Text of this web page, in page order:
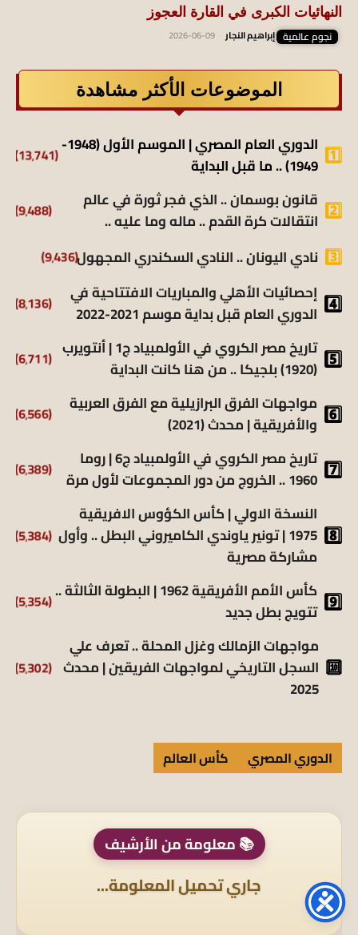
النهائيات الكبرى في القارة العجوز
نجوم عالمية إبراهيم النجار 2026-06-09
الموضوعات الأكثر مشاهدة
الدوري العام المصري | الموسم الأول (1948-
1949) .. ما قبل البداية
(13٬741)
قانون بوسمان .. الذي فجر ثورة في عالم
انتقالات كرة القدم .. ماله وما عليه ..
(9٬488)
نادي اليونان .. النادي السكندري المجهول(9٬436)
إحصائيات الأهلي والمباريات الافتتاحية في
الدوري العام قبل بداية موسم 2021-2022
(8٬136)
تاريخ مصر الكروي في الأولمبياد ج1 | أنتويرب
(1920) بلجيكا .. من هنا كانت البداية
(6٬711)
مواجهات الفرق البرازيلية مع الفرق العربية
والأفريقية | محدث (2021)
(6٬566)
تاريخ مصر الكروي في الأولمبياد ج6 | روما
1960 .. الخروج من دور المجموعات لأول مرة
(6٬389)
النسخة الاولي | كأس الكؤوس الافريقية
1975 | تونير ياوندي الكاميروني البطل .. وأول
مشاركة مصرية
(5٬384)
كأس الأمم الأفريقية 1962 | البطولة الثالثة ..
تتويج بطل جديد
(5٬354)
مواجهات الزمالك وغزل المحلة .. تعرف علي
السجل التاريخي لمواجهات الفريقين | محدث
2025
(5٬302)
الدوري المصري كأس العالم
📚 معلومة من الأرشيف
جاري تحميل المعلومة...